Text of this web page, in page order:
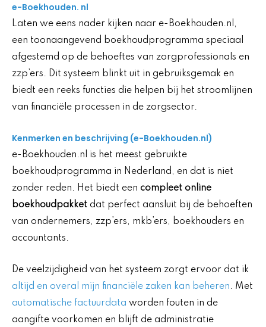
e-Boekhouden. nl
Laten we eens nader kijken naar e-Boekhouden.nl,
een toonaangevend boekhoudprogramma speciaal
afgestemd op de behoeftes van zorgprofessionals en
zzp’ers. Dit systeem blinkt uit in gebruiksgemak en
biedt een reeks functies die helpen bij het stroomlijnen
van financiële processen in de zorgsector.
Kenmerken en beschrijving (e-Boekhouden.nl)
e-Boekhouden.nl is het meest gebruikte
boekhoudprogramma in Nederland, en dat is niet
zonder reden. Het biedt een compleet online
boekhoudpakket dat perfect aansluit bij de behoeften
van ondernemers, zzp’ers, mkb’ers, boekhouders en
accountants.
De veelzijdigheid van het systeem zorgt ervoor dat ik
altijd en overal mijn financiële zaken kan beheren. Met
automatische factuurdata worden fouten in de
aangifte voorkomen en blijft de administratie